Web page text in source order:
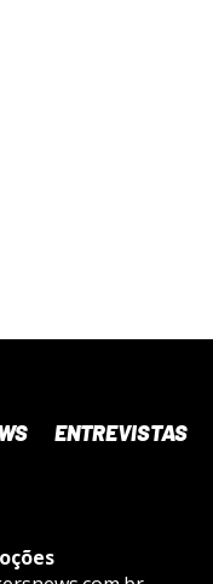
ENTREVISTAS